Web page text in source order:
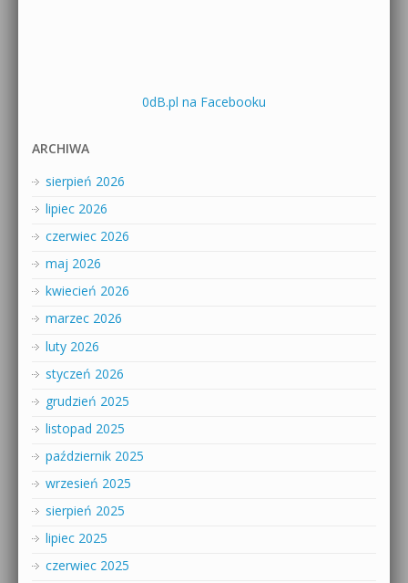
0dB.pl na Facebooku
ARCHIWA
sierpień 2026
lipiec 2026
czerwiec 2026
maj 2026
kwiecień 2026
marzec 2026
luty 2026
styczeń 2026
grudzień 2025
listopad 2025
październik 2025
wrzesień 2025
sierpień 2025
lipiec 2025
czerwiec 2025